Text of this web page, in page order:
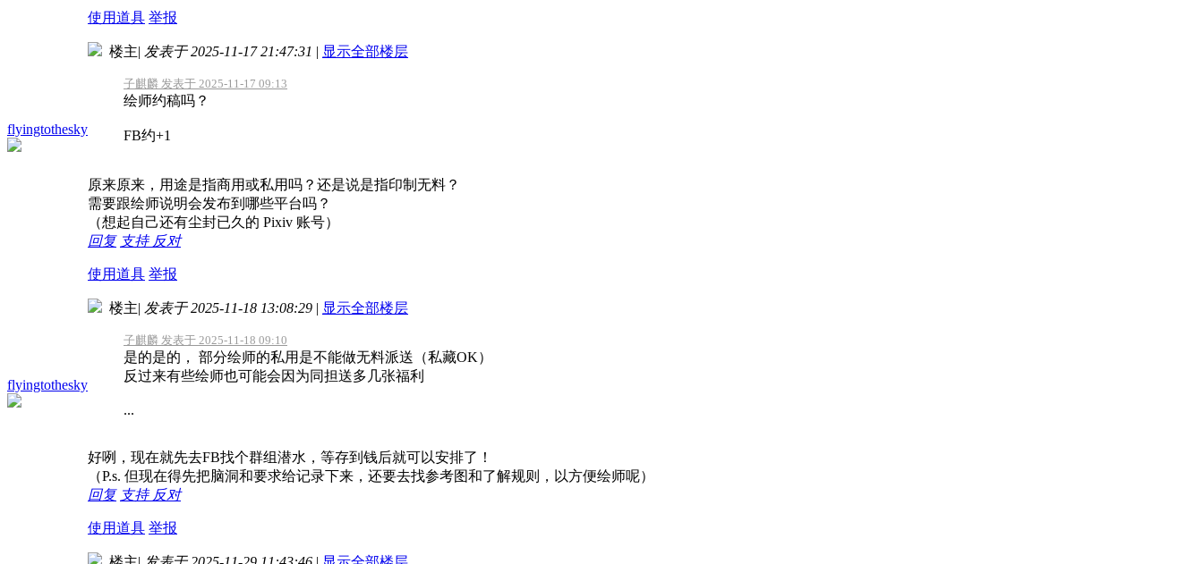
使用道具 举报
flyingtothesky
楼主| 发表于 2025-11-17 21:47:31 | 显示全部楼层
子麒麟 发表于 2025-11-17 09:13
绘师约稿吗？
FB约+1
原来原来，用途是指商用或私用吗？还是说是指印制无料？
需要跟绘师说明会发布到哪些平台吗？
（想起自己还有尘封已久的 Pixiv 账号）
回复 支持 反对
使用道具 举报
flyingtothesky
楼主| 发表于 2025-11-18 13:08:29 | 显示全部楼层
子麒麟 发表于 2025-11-18 09:10
是的是的， 部分绘师的私用是不能做无料派送（私藏OK）
反过来有些绘师也可能会因为同担送多几张福利
...
好咧，现在就先去FB找个群组潜水，等存到钱后就可以安排了！
（P.s. 但现在得先把脑洞和要求给记录下来，还要去找参考图和了解规则，以方便绘师呢）
回复 支持 反对
使用道具 举报